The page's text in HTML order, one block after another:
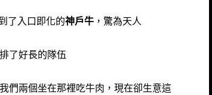
了入口即化的神戶牛 ，驚為天人
了好長的隊伍
們兩個坐在那裡吃牛肉，現在卻生意這